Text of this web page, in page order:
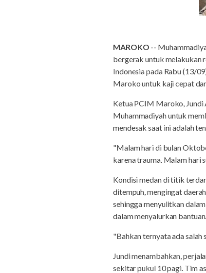
MAROKO --
bergerak untuk melakukan
Indonesia pada Rabu (13/
Maroko untuk kaji cepat
Ketua PCIM Maroko, Jundi
Muhammadiyah untuk
mendesak saat ini adalah
"Malam hari di bulan
karena trauma. Malam hari
Kondisi medan di titik
ditempuh, mengingat
sehingga menyulitkan
dalam menyalurkan bantuan.
"Bahkan ternyata ada salah
Jundi menambahkan,
sekitar pukul 10 pagi. Tim